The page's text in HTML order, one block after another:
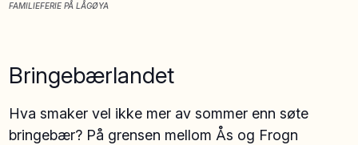
FAMILIEFERIE PÅ LÅGØYA
Bringebærlandet
Hva smaker vel ikke mer av sommer enn søte
bringebær? På grensen mellom Ås og Frogn